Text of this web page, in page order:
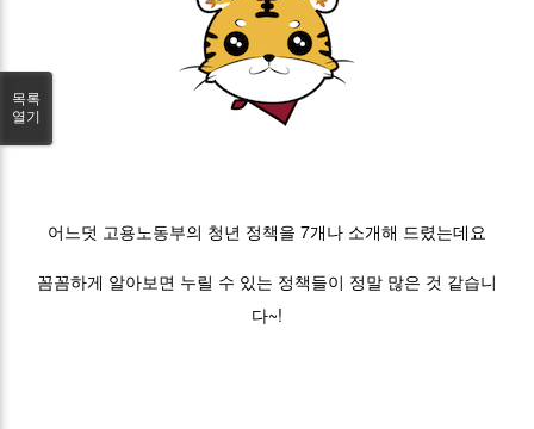
어느덧 고용노동부의 청년 정책을 7개나 소개해 드렸는데요
꼼꼼하게 알아보면 누릴 수 있는 정책들이 정말 많은 것 같습니
다~!
목록
열기